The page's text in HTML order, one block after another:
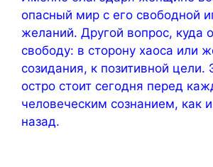
опасный мир с его свободной
желаний. Другой вопрос, куда
свободу: в сторону хаоса или
созидания, к позитивной цели.
остро стоит сегодня перед
человеческим сознанием, как
назад.